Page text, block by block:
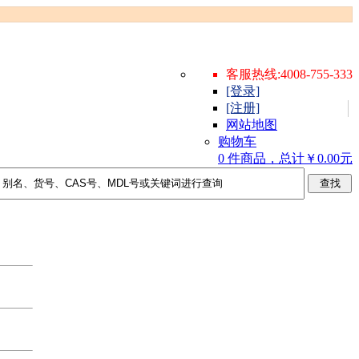
客服热线:4008-755-333
[登录]
[注册]
网站地图
购物车
0 件商品，总计￥0.00元